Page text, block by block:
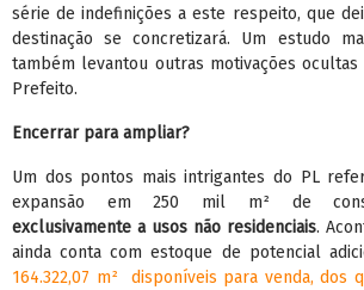
série de indefinições a este respeito, que
destinação se concretizará. Um estudo
também levantou outras motivações ocultas
Prefeito.
Encerrar para ampliar?
Um dos pontos mais intrigantes do PL
expansão em 250 mil m² de
exclusivamente a usos não residenciais.
ainda conta com estoque de potencial
164.322,07 m² disponíveis para venda, dos